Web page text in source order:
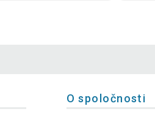
O spoločnosti